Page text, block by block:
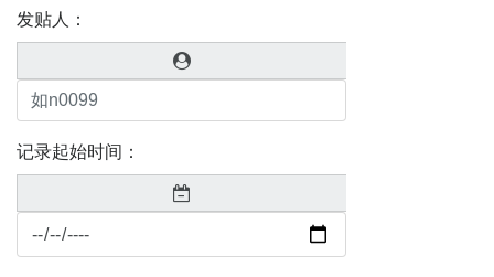
发贴人：
记录起始时间：